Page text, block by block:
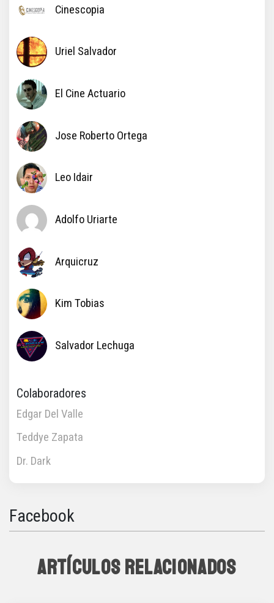
Cinescopia
Uriel Salvador
El Cine Actuario
Jose Roberto Ortega
Leo Idair
Adolfo Uriarte
Arquicruz
Kim Tobias
Salvador Lechuga
Colaboradores
Edgar Del Valle
Teddye Zapata
Dr. Dark
Facebook
ARTÍCULOS RELACIONADOS